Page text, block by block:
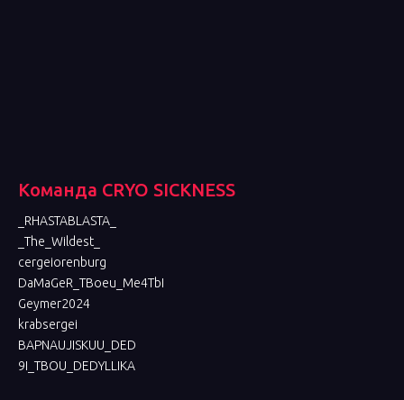
Команда СRYO SICKNESS
_RHASTABLASTA_
_The_Wildest_
cergeiorenburg
DaMaGeR_TBoeu_Me4TbI
Geymer2024
krabsergei
BAPNAUJISKUU_DED
9I_TBOU_DEDYLLIKA